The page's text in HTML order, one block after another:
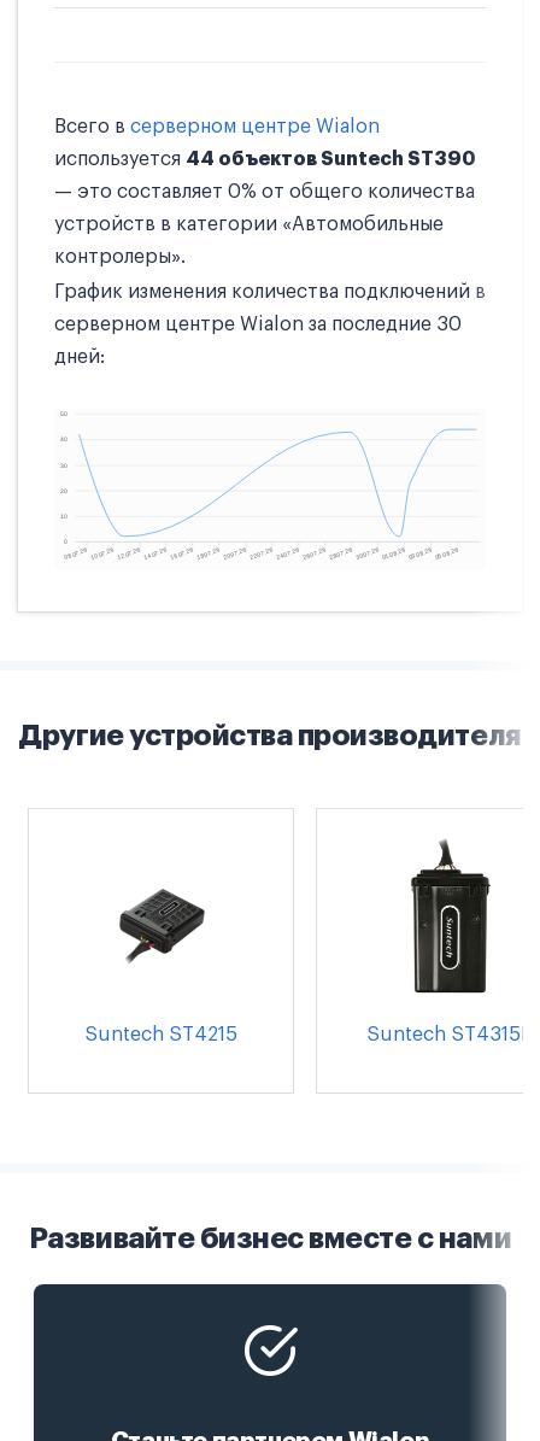
Всего в серверном центре Wialon
используется 44 объектов Suntech ST390
— это составляет 0% от общего количества
устройств в категории «Автомобильные
контролеры».
График изменения количества подключений в
серверном центре Wialon за последние 30
дней:
Другие устройства производителя
Suntech ST4215 Suntech ST4315B
Развивайте бизнес вместе с нами